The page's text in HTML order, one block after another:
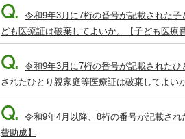
Q.
令和9年3月に7桁の番号が記載された
ども医療証は破棄してよいか。【子ども医療
Q.
令和9年3月に7桁の番号が記載された
されたひとり親家庭等医療証は破棄してよい
Q.
令和9年4月以降、8桁の番号が記載さ
費助成】